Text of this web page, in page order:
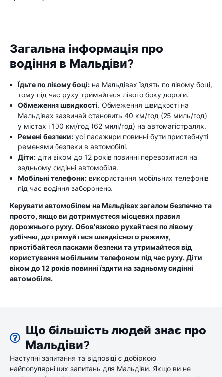
Загальна інформація про
водіння в Мальдіви?
Їдьте по лівому боці: на Мальдівах їздять по лівому боці,
тому під час руху тримайтеся лівого боку дороги.
Обмеження швидкості. Обмеження швидкості на
Мальдівах зазвичай становить 40 км/год (25 миль/год)
у містах і 100 км/год (62 милі/год) на автомагістралях.
Ремені безпеки: усі пасажири повинні бути пристебнуті
ременями безпеки в автомобілі.
Діти: діти віком до 12 років повинні перевозитися на
задньому сидінні автомобіля.
Мобільні телефони: використання мобільних телефонів
під час водіння заборонено.
Керувати автомобілем на Мальдівах загалом безпечно та
просто, якщо ви дотримуєтеся місцевих правил
дорожнього руху. Обов’язково рухайтеся по лівому
узбіччю, дотримуйтеся швидкісного режиму,
пристібайтеся пасками безпеки та утримайтеся від
користування мобільним телефоном під час руху. Діти
віком до 12 років повинні їздити на задньому сидінні
автомобіля.
Що більшість людей знає про
Мальдіви?
Наступні запитання та відповіді є добіркою
найпопулярніших запитань для Мальдіви. Якщо ви не